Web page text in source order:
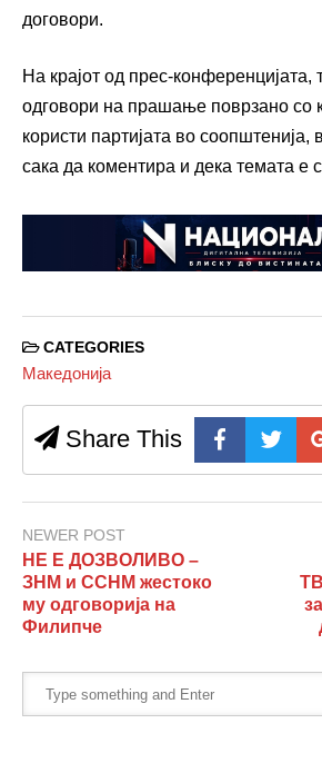
договори.
На крајот од прес-конференцијата,
одговори на прашање поврзано со
користи партијата во соопштенија,
сака да коментира и дека темата е
CATEGORIES
Македонија
Share This
NEWER POST
НЕ Е ДОЗВОЛИВО –
ЗНМ и ССНМ жестоко
му одговорија на
Филипче